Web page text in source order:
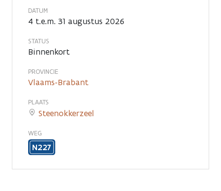
wegdek
tunnel
Tervuursesteenweg
DATUM
4 t.e.m. 31 augustus 2026
STATUS
Binnenkort
PROVINCIE
Vlaams-Brabant
PLAATS
Steenokkerzeel
WEG
N227